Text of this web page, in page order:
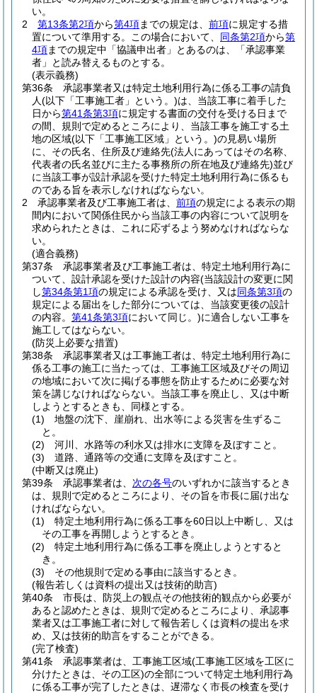
い。
2
第13条第2項から第4項までの規定は、 前項に規定する措
置について準用する。
この場合において、 同条第2項から第
4項までの規定中「協議申出者」とあるのは、「承認事業
者」と読み替えるものとする。
(表示義務)
第36条
承認事業者又は特定土地利用行為に係る工事の請負
人(以下「工事施工者」という。)は、当該工事に着手した
日から第41条第3項に規定する書面の交付を受ける日まで
の間、規則で定めるところにより、当該工事を施工する土
地の区域(以下「工事施工区域」という。)の見易い場所
に、その氏名、住所及び連絡先(法人にあってはその名称、
代表者の氏名並びに主たる事務所の所在地及び連絡先)並び
に当該工事が設計承認を受けた特定土地利用行為に係るも
のである旨を表示しなければならない。
2
承認事業者及び工事施工者は、 前項の規定による表示の期
間内において関係住民から当該工事の内容について説明を
求められたときは、これに応ずるよう努めなければならな
い。
(適合義務)
第37条
承認事業者及び工事施工者は、特定土地利用行為に
ついて、設計承認を受けた設計の内容(当該設計の変更に関
し第34条第1項の規定による承認を受け、又は同条第3項の
規定による届出をした部分については、当該変更後の設計
の内容。 第41条第3項において同じ。)に適合しない工事を
施工してはならない。
(防災上必要な措置)
第38条
承認事業者又は工事施工者は、特定土地利用行為に
係る工事の施工に当たっては、工事施工区域及びその周辺
の地域において次に掲げる事態を防止するために必要な対
策を講じなければならない。 当該工事を廃止し、又は中断
しようとするときも、同様とする。
(1)
地盤の沈下、崖崩れ、出水等による災害を生ずるこ
と。
(2)
河川、水路等の利水又は排水に支障を及ぼすこと。
(3)
道路、通路等の交通に支障を及ぼすこと。
(中断又は廃止)
第39条
承認事業者は、 次の各号のいずれかに該当するとき
は、規則で定めるところにより、その旨を市長に届け出な
ければならない。
(1)
特定土地利用行為に係る工事を60日以上中断し、又は
その工事を再開しようとするとき。
(2)
特定土地利用行為に係る工事を廃止しようとすると
き。
(3)
その他規則で定める事由に該当するとき。
(報告若しくは資料の提出又は技術的助言)
第40条
市長は、防災上の観点その他技術的観点から必要が
あると認めたときは、規則で定めるところにより、承認事
業者又は工事施工者に対して報告若しくは資料の提出を求
め、又は技術的助言をすることができる。
(完了検査)
第41条
承認事業者は、工事施工区域(工事施工区域を工区に
分けたときは、その工区)の全部について特定土地利用行為
に係る工事が完了したときは、遅滞なく市長の検査を受け